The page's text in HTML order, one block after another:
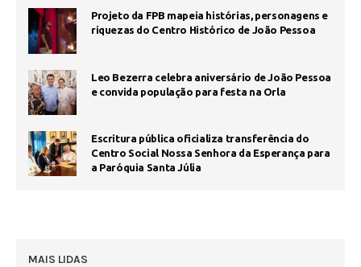
Projeto da FPB mapeia histórias, personagens e
riquezas do Centro Histórico de João Pessoa
Leo Bezerra celebra aniversário de João Pessoa
e convida população para festa na Orla
Escritura pública oficializa transferência do
Centro Social Nossa Senhora da Esperança para
a Paróquia Santa Júlia
MAIS LIDAS